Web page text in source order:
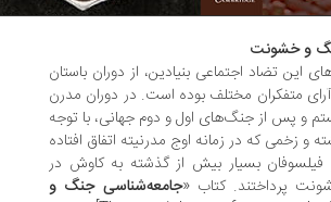
اجتماعی بنیادین، از دوران باستان
مختلف بوده است. در دوران مدرن
از جنگ‌های اول و دوم جهانی، با توجه
که در زمانه‌ اوج مدرنیته اتفاق افتاده
بسیار بیش از گذشته به کاوش در
کتاب «جامعه‌شناسی جنگ و